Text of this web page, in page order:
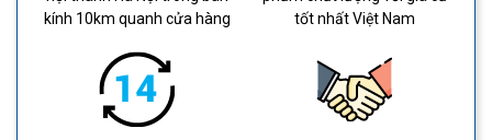
kính 10km quanh cửa hàng
tốt nhất Việt Nam